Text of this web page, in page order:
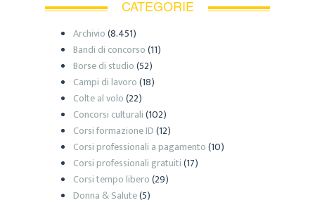
CATEGORIE
Archivio(8.451)
Bandi di concorso(11)
Borse di studio(52)
Campi di lavoro(18)
Colte al volo(22)
Concorsi culturali(102)
Corsi formazione ID(12)
Corsi professionali a pagamento(10)
Corsi professionali gratuiti(17)
Corsi tempo libero(29)
Donna & Salute(5)